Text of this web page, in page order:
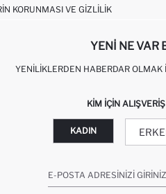
KORUNMASI VE GIZLILIK
YENI NE VAR
YENILIKLERDEN HABERDAR
KIM IÇIN
KADIN
E-POSTA ADRESINIZI GIRINIZ